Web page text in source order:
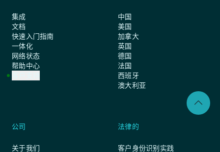
集成
文档
快速入门指南
一体化
网络状态
帮助中心
中国
美国
加拿大
英国
德国
法国
西班牙
澳大利亚
公司
关于我们
法律的
客户身份识别实践